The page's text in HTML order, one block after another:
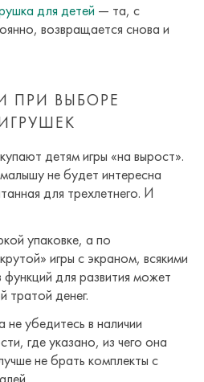
для детей — та, с
возвращается снова и
ПРИ ВЫБОРЕ
детям игры «на вырост».
не будет интересна
для трехлетнего. И
упаковке, а по
игры с экраном, всякими
функций для развития может
тратой денег.
убедитесь в наличии
где указано, из чего она
не брать комплекты с